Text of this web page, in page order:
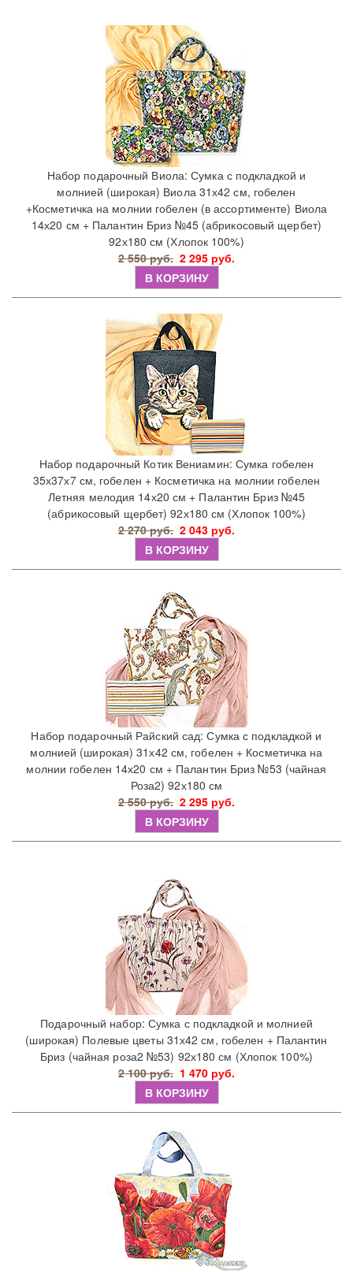
Набор подарочный Виола: Сумка с подкладкой и
молнией (широкая) Виола 31х42 см, гобелен
+Косметичка на молнии гобелен (в ассортименте) Виола
14х20 см + Палантин Бриз №45 (абрикосовый щербет)
92х180 см (Хлопок 100%)
2 550 руб. 2 295 руб.
В КОРЗИНУ
Набор подарочный Котик Вениамин: Сумка гобелен
35х37х7 см, гобелен + Косметичка на молнии гобелен
Летняя мелодия 14х20 см + Палантин Бриз №45
(абрикосовый щербет) 92х180 см (Хлопок 100%)
2 270 руб. 2 043 руб.
В КОРЗИНУ
Набор подарочный Райский сад: Сумка с подкладкой и
молнией (широкая) 31х42 см, гобелен + Косметичка на
молнии гобелен 14х20 см + Палантин Бриз №53 (чайная
Роза2) 92х180 см
2 550 руб. 2 295 руб.
В КОРЗИНУ
Подарочный набор: Сумка с подкладкой и молнией
(широкая) Полевые цветы 31х42 см, гобелен + Палантин
Бриз (чайная роза2 №53) 92х180 см (Хлопок 100%)
2 100 руб. 1 470 руб.
В КОРЗИНУ